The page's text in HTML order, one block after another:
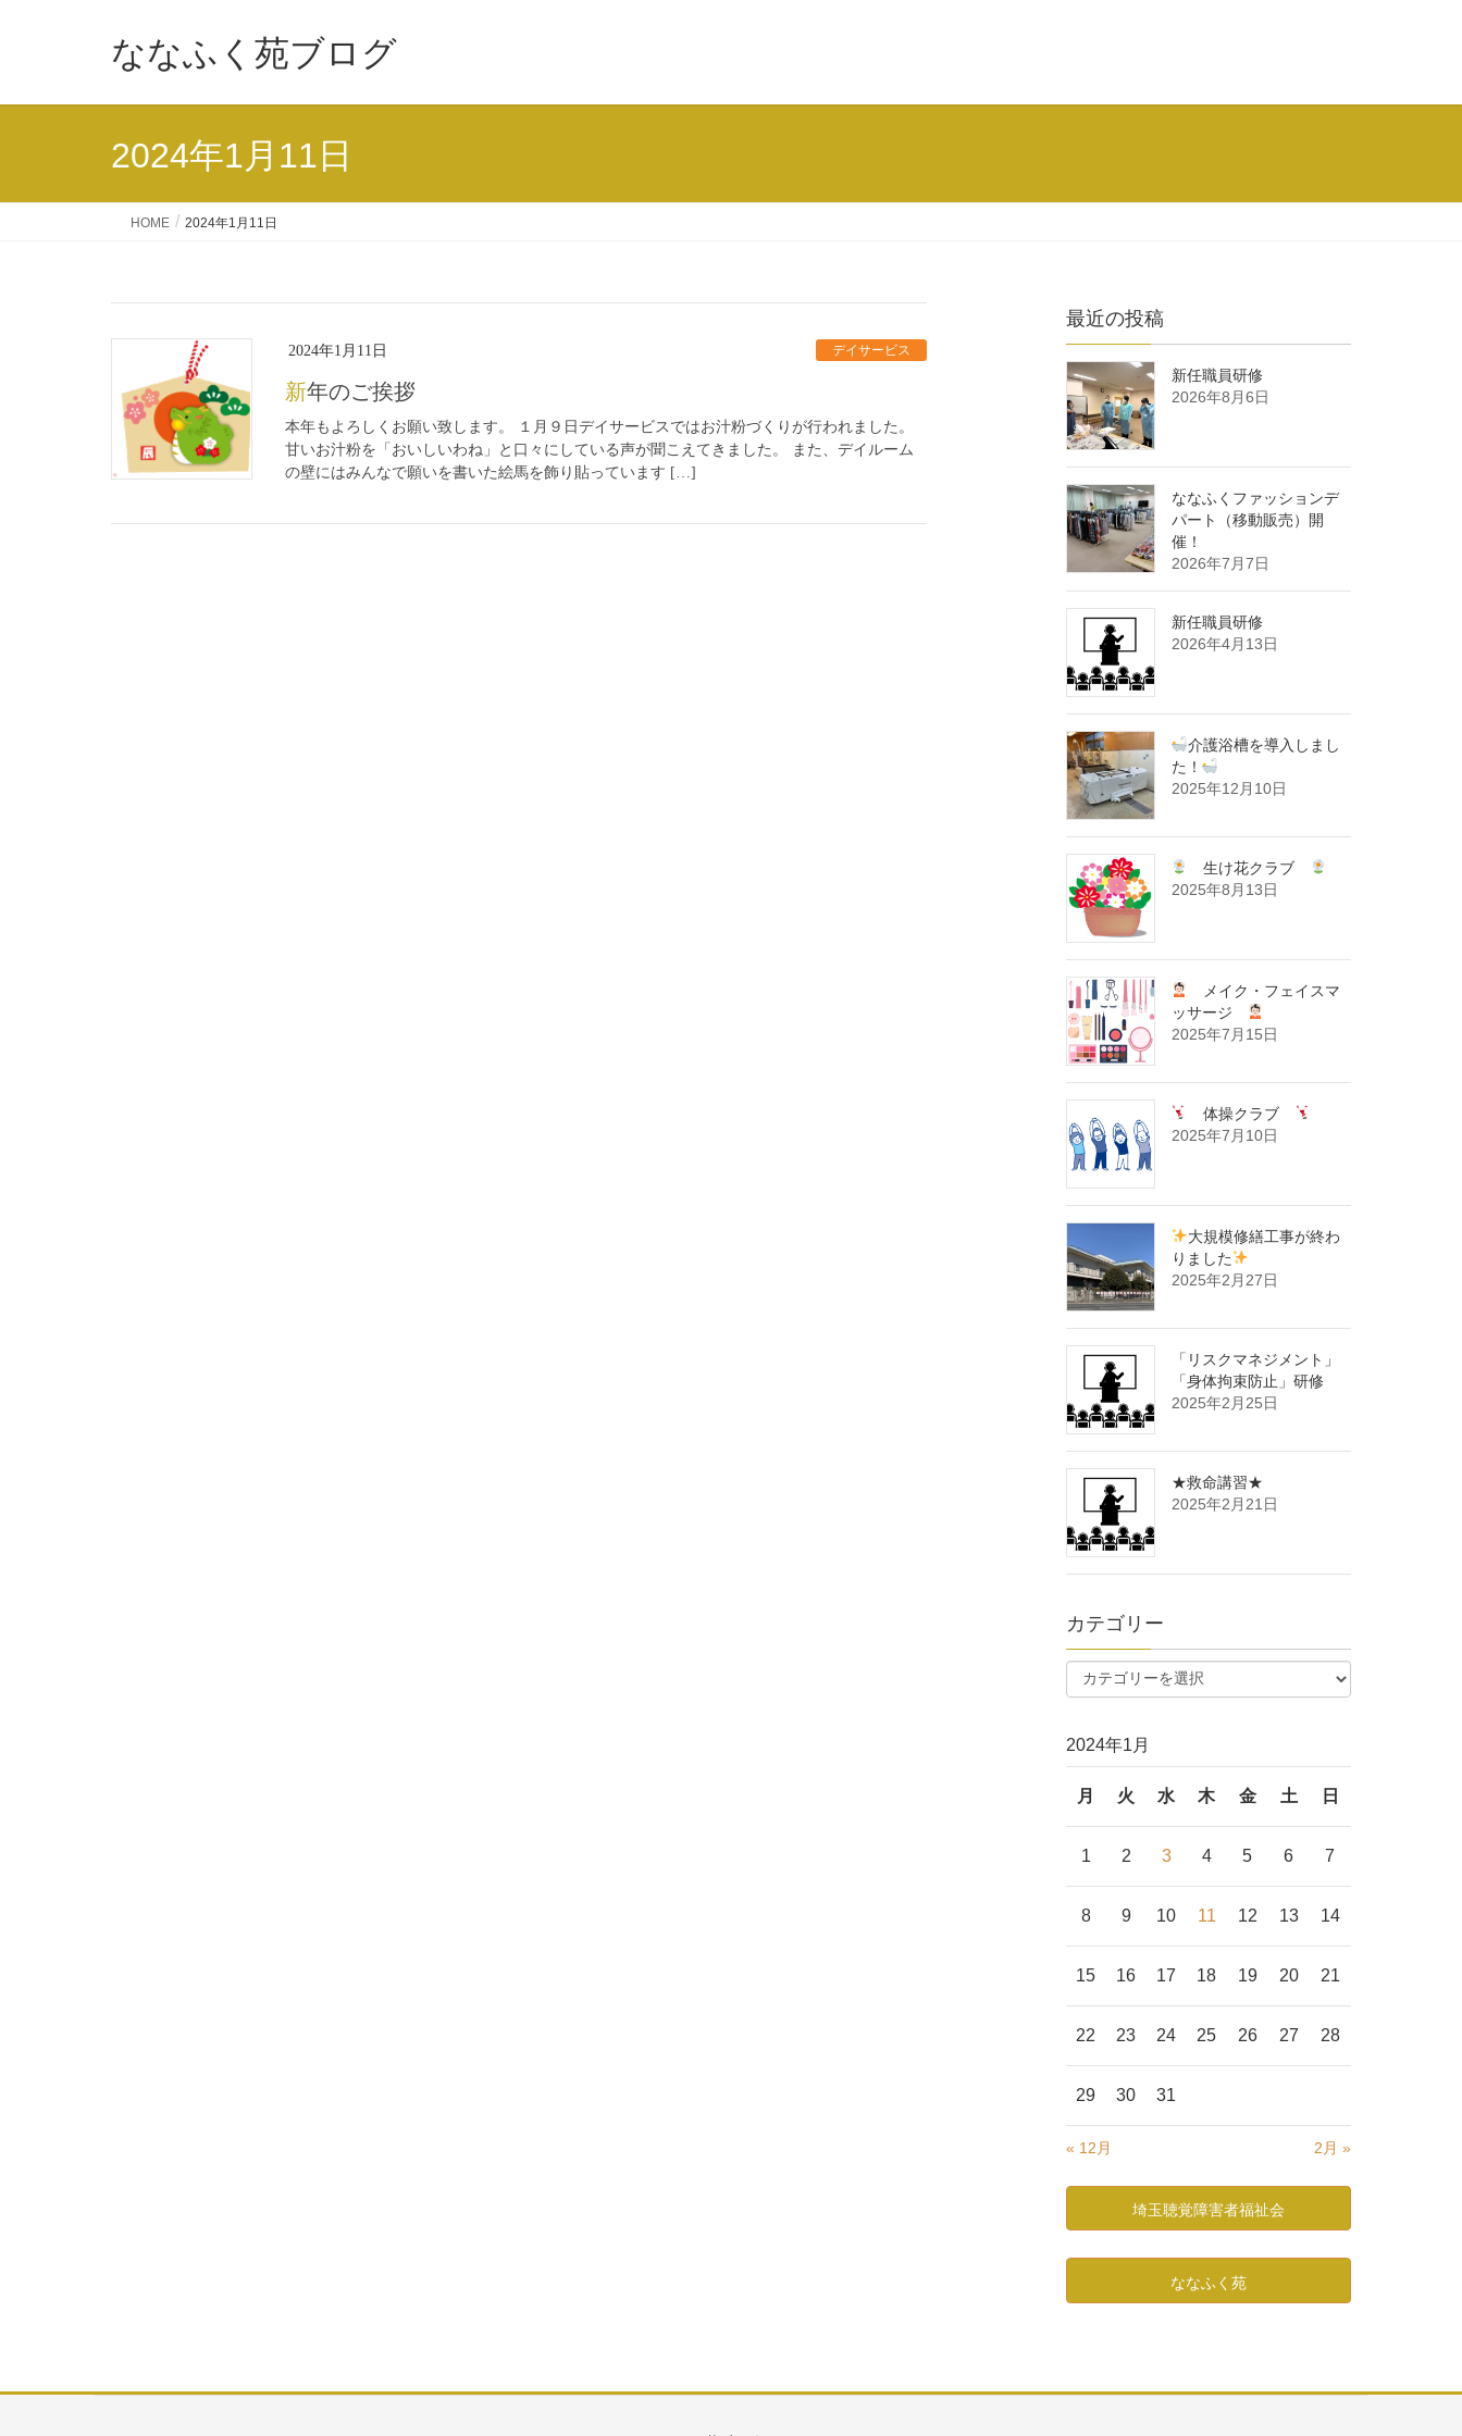
ななふく苑ブログ
2024年1月11日
HOME 2024年1月11日
2024年1月11日 デイサービス
新年のご挨拶
本年もよろしくお願い致します。 １月９日デイサービスではお汁粉づくりが行われました。
甘いお汁粉を「おいしいわね」と口々にしている声が聞こえてきました。 また、デイルーム
の壁にはみんなで願いを書いた絵馬を飾り貼っています […]
最近の投稿
新任職員研修
2026年8月6日
ななふくファッションデ
パート（移動販売）開
催！
2026年7月7日
新任職員研修
2026年4月13日
介護浴槽を導入しまし
た！
2025年12月10日
生け花クラブ
2025年8月13日
メイク・フェイスマ
ッサージ
2025年7月15日
体操クラブ
2025年7月10日
大規模修繕工事が終わ
りました
2025年2月27日
「リスクマネジメント」
「身体拘束防止」研修
2025年2月25日
★救命講習★
2025年2月21日
カテゴリー
2024年1月
月 火 水 木 金 土 日
1 2 3 4 5 6 7
8 9 10 11 12 13 14
15 16 17 18 19 20 21
22 23 24 25 26 27 28
29 30 31
« 12月 2月 »
埼玉聴覚障害者福祉会
ななふく苑